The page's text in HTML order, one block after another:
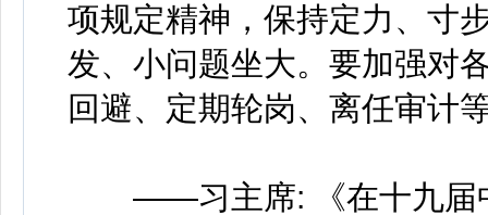
项规定精神，保持定力、寸
发、小问题坐大。要加强对
回避、定期轮岗、离任审计
——习主席: 《在十九届中